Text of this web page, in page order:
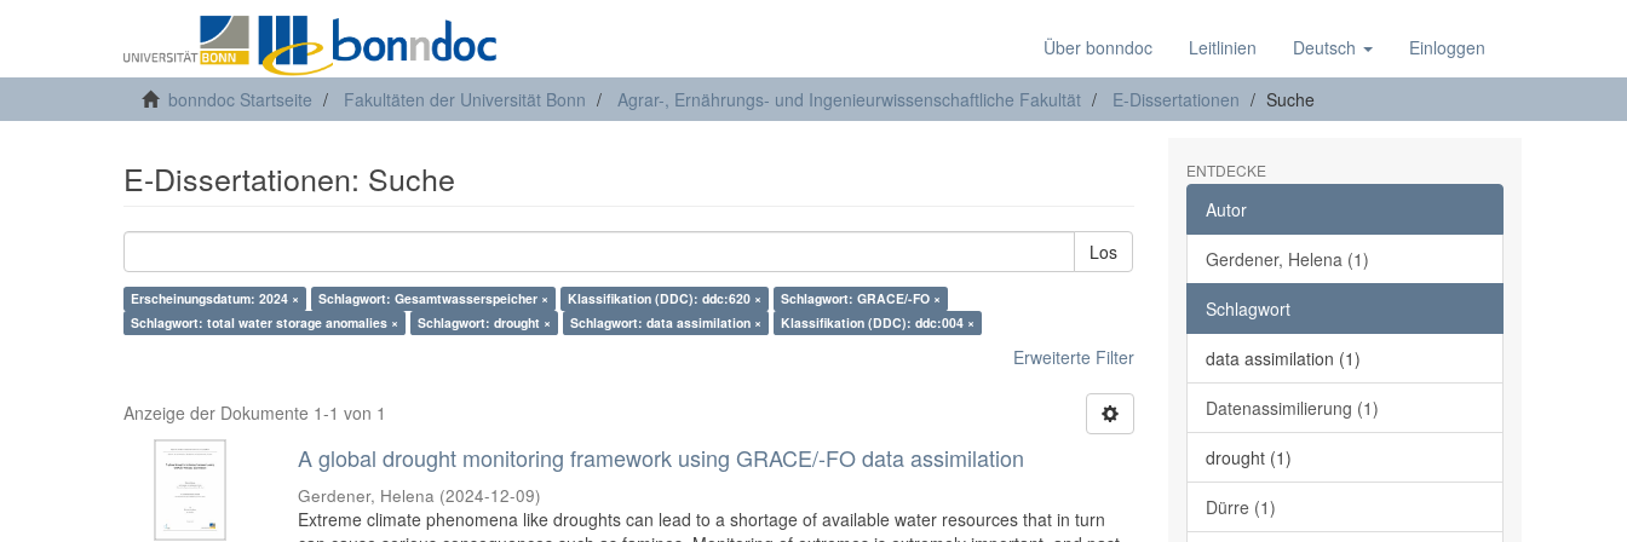
Über bonndoc Leitlinien Deutsch Einloggen
bonndoc Startseite Fakultäten der Universität Bonn Agrar-, Ernährungs- und Ingenieurwissenschaftliche Fakultät E-Dissertationen Suche
E-Dissertationen: Suche
Los
Erscheinungsdatum: 2024 × Schlagwort: Gesamtwasserspeicher × Klassifikation (DDC): ddc:620 ×
Schlagwort: GRACE/-FO ×
Schlagwort: total water storage anomalies ×
Schlagwort: drought × Schlagwort: data assimilation × Klassifikation (DDC): ddc:004 ×
Erweiterte Filter
Anzeige der Dokumente 1-1 von 1
A global drought monitoring framework using GRACE/-FO data assimilation
Gerdener, Helena (2024-12-09)
Extreme climate phenomena like droughts can lead to a shortage of available water resources that in turn
ENTDECKE
Autor
Gerdener, Helena (1)
Schlagwort
data assimilation (1)
Datenassimilierung (1)
drought (1)
Dürre (1)